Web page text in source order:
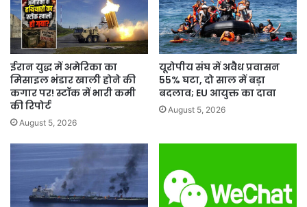
राज्यों
की
तस्वीर
ईरान युद्ध में अमेरिका का
मिसाइल भंडार खाली होने की
कगार पर! स्टॉक में भारी कमी
की रिपोर्ट
August 5, 2026
यूरोपीय संघ में अवैध प्रवासन
55% घटा, दो साल में बड़ा
बदलाव; EU आयुक्त का दावा
August 5, 2026